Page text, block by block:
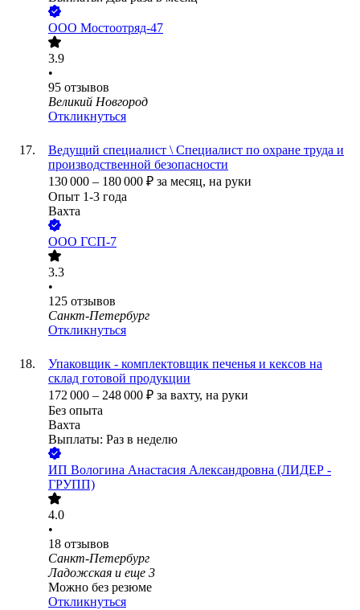
ООО Мостоотряд-47
3.9
•
95 отзывов
Великий Новгород
Откликнуться
Ведущий специалист \ Специалист по охране труда и
производственной безопасности
130 000 – 180 000 ₽ за месяц, на руки
Опыт 1-3 года
Вахта
ООО ГСП-7
3.3
•
125 отзывов
Санкт-Петербург
Откликнуться
Упаковщик - комплектовщик печенья и кексов на
склад готовой продукции
172 000 – 248 000 ₽ за вахту, на руки
Без опыта
Вахта
Выплаты: Раз в неделю
ИП Вологина Анастасия Александровна (ЛИДЕР -
ГРУПП)
4.0
•
18 отзывов
Санкт-Петербург
Ладожская и еще 3
Можно без резюме
Откликнуться